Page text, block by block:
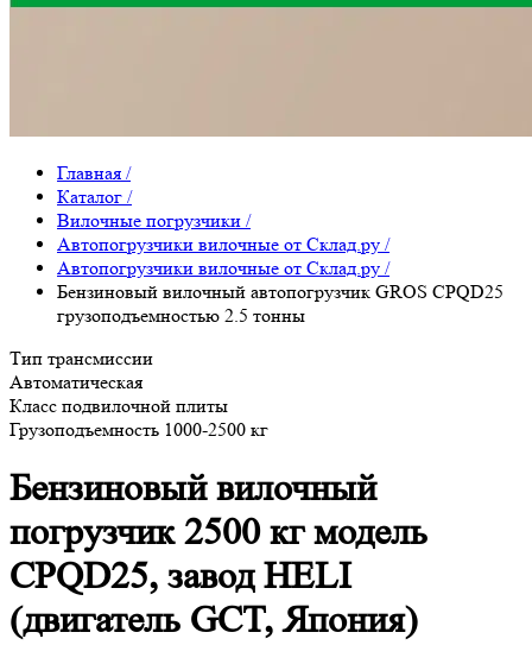
Главная /
Каталог /
Вилочные погрузчики /
Автопогрузчики вилочные от Склад.ру /
Автопогрузчики вилочные от Склад.ру /
Бензиновый вилочный автопогрузчик GROS CPQD25
грузоподъемностью 2.5 тонны
Тип трансмиссии
Автоматическая
Класс подвилочной плиты
Грузоподъемность 1000-2500 кг
Бензиновый вилочный
погрузчик 2500 кг модель
CPQD25, завод HELI
(двигатель GCT, Япония)